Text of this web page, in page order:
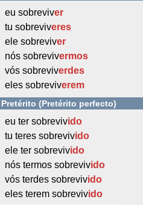
eu sobreviver
tu sobreviveres
ele sobreviver
nós sobrevivermos
vós sobreviverdes
eles sobreviverem
Pretérito (Pretérito perfecto)
eu ter sobrevivido
tu teres sobrevivido
ele ter sobrevivido
nós termos sobrevivido
vós terdes sobrevivido
eles terem sobrevivido